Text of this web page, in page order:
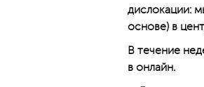
дислокации:
основе) в
В течение
в онлайн.